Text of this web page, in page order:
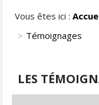
Vous êtes ici :
Témoignages
LES